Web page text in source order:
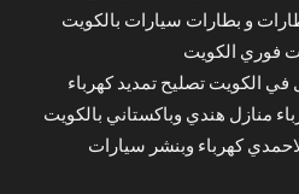
و بطارات سيارات بالكويت
فوري الكويت
الكويت تصليح تمديد كهرباء
منازل هندي وباكستاني بالكويت
كهرباء وبنشر سيارات